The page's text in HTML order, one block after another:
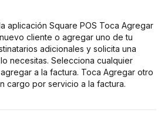
aplicación Square POS Toca Agregar
cliente o agregar uno de tu
adicionales y solicita una
necesitas. Selecciona cualquier
a la factura. Toca Agregar otro
cargo por servicio a la factura.